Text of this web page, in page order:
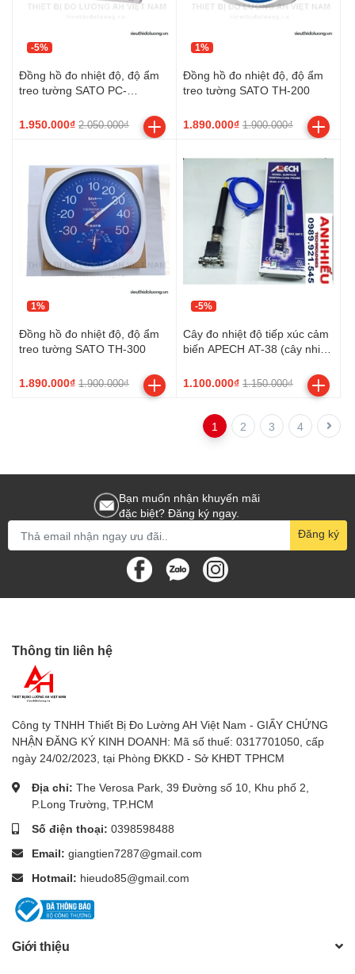
-5%
Đồng hồ đo nhiệt độ, độ ẩm
treo tường SATO PC-
1.950.000₫ 2.050.000₫
1%
Đồng hồ đo nhiệt độ, độ ẩm
treo tường SATO TH-200
1.890.000₫ 1.900.000₫
1%
Đồng hồ đo nhiệt độ, độ ẩm
treo tường SATO TH-300
1.890.000₫ 1.900.000₫
-5%
Cây đo nhiệt độ tiếp xúc cảm
biến APECH AT-38 (cây nhiệt
1.100.000₫ 1.150.000₫
1 2 3 4
Bạn muốn nhận khuyến mãi
đặc biệt? Đăng ký ngay.
Đăng ký
Thông tin liên hệ
Công ty TNHH Thiết Bị Đo Lường AH Việt Nam - GIẤY CHỨNG
NHẬN ĐĂNG KÝ KINH DOANH: Mã số thuế: 0317701050, cấp
ngày 24/02/2023, tại Phòng ĐKKD - Sở KHĐT TPHCM
Địa chỉ: The Verosa Park, 39 Đường số 10, Khu phố 2,
P.Long Trường, TP.HCM
Số điện thoại: 0398598488
Email: giangtien7287@gmail.com
Hotmail: hieudo85@gmail.com
Giới thiệu